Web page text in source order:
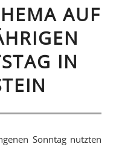
AUF
IN
Sonntag nutzten